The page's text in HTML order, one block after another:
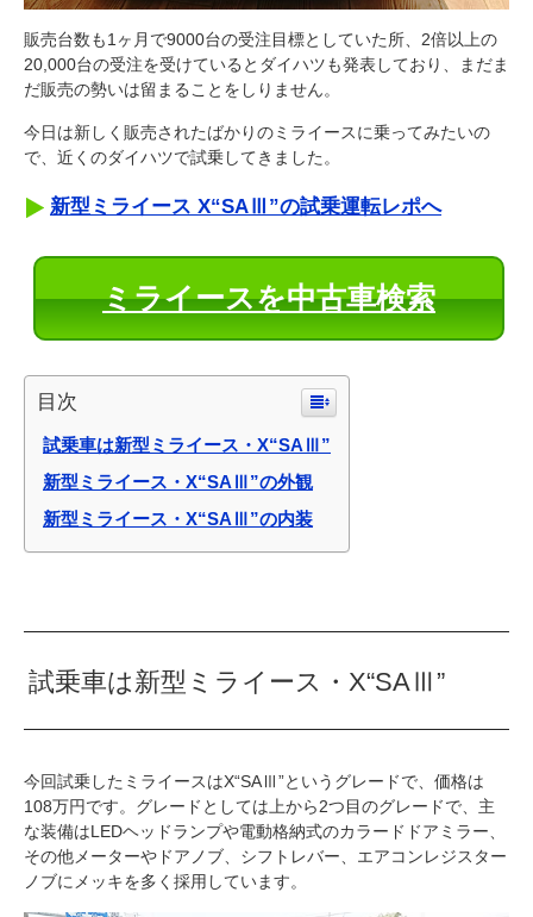
販売台数も1ヶ月で9000台の受注目標としていた所、2倍以上の
20,000台の受注を受けているとダイハツも発表しており、まだま
だ販売の勢いは留まることをしりません。
今日は新しく販売されたばかりのミライースに乗ってみたいの
で、近くのダイハツで試乗してきました。
新型ミライース X“SAⅢ”の試乗運転レポへ
ミライースを中古車検索
目次
試乗車は新型ミライース・X“SAⅢ”
新型ミライース・X“SAⅢ”の外観
新型ミライース・X“SAⅢ”の内装
試乗車は新型ミライース・X“SAⅢ”
今回試乗したミライースはX“SAⅢ”というグレードで、価格は
108万円です。グレードとしては上から2つ目のグレードで、主
な装備はLEDヘッドランプや電動格納式のカラードドアミラー、
その他メーターやドアノブ、シフトレバー、エアコンレジスター
ノブにメッキを多く採用しています。